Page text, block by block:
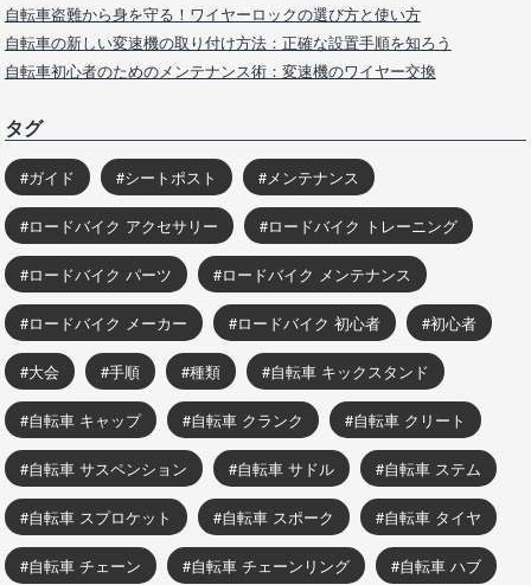
自転車盗難から身を守る！ワイヤーロックの選び方と使い方
自転車の新しい変速機の取り付け方法：正確な設置手順を知ろう
自転車初心者のためのメンテナンス術：変速機のワイヤー交換
タグ
ガイド シートポスト メンテナンス
ロードバイク アクセサリー ロードバイク トレーニング
ロードバイク パーツ ロードバイク メンテナンス
ロードバイク メーカー ロードバイク 初心者 初心者
大会 手順 種類 自転車 キックスタンド
自転車 キャップ 自転車 クランク 自転車 クリート
自転車 サスペンション 自転車 サドル 自転車 ステム
自転車 スプロケット 自転車 スポーク 自転車 タイヤ
自転車 チェーン 自転車 チェーンリング 自転車 ハブ